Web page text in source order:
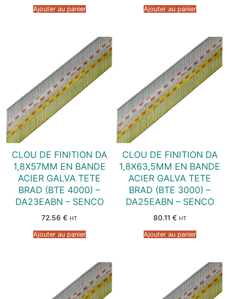
Ajouter au panier Ajouter au panier
CLOU DE FINITION DA
1,8X57MM EN BANDE
ACIER GALVA TETE
BRAD (BTE 4000) –
DA23EABN – SENCO
72.56 € HT
Ajouter au panier
CLOU DE FINITION DA
1,8X63,5MM EN BANDE
ACIER GALVA TETE
BRAD (BTE 3000) –
DA25EABN – SENCO
80.11 € HT
Ajouter au panier